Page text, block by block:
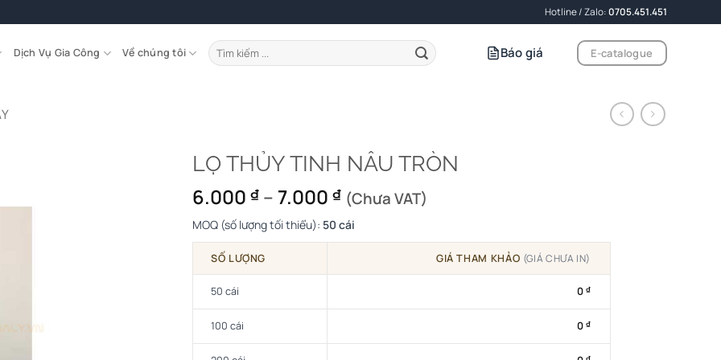
Hotline / Zalo:0705.451.451
Dịch Vụ Gia Công Về chúng tôi
Tìm
kiếm:
Báo giá E-catalogue
LỌ THỦY TINH NÂU TRÒN
6.000 ₫ – 7.000 ₫Khoảng
giá:
từ
đến
(Chưa VAT)
MOQ (số lượng tối thiểu): 50 cái
SỐ LƯỢNG GIÁ THAM KHẢO (GIÁ CHƯA IN)
50 cái 0 ₫
100 cái 0 ₫